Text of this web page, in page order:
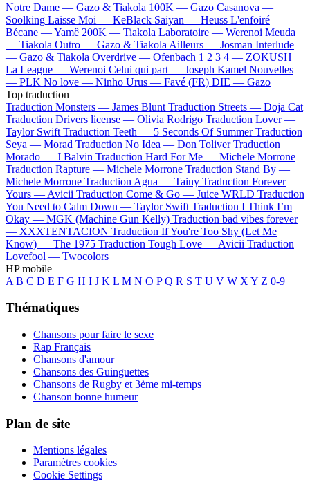
Notre Dame — Gazo & Tiakola 100K — Gazo Casanova —
Soolking Laisse Moi — KeBlack Saiyan — Heuss L'enfoiré
Bécane —Yamê 200K — Tiakola Laboratoire — Werenoi Meuda
— Tiakola Outro — Gazo & Tiakola Ailleurs — Josman Interlude
— Gazo & Tiakola Overdrive — Ofenbach 1 2 3 4 — ZOKUSH
La League — Werenoi Celui qui part — Joseph Kamel Nouvelles
— PLK No love — Ninho Urus — Favé (FR) DIE — Gazo
Top traduction
Traduction Monsters — James Blunt Traduction Streets — Doja Cat
Traduction Drivers license — Olivia Rodrigo Traduction Lover —
Taylor Swift Traduction Teeth — 5 Seconds Of Summer Traduction
Seya — Morad Traduction No Idea — Don Toliver Traduction
Morado — J Balvin Traduction Hard For Me — Michele Morrone
Traduction Rapture — Michele Morrone Traduction Stand By —
Michele Morrone Traduction Agua — Tainy Traduction Forever
Yours — Avicii Traduction Come & Go — Juice WRLD Traduction
You Need to Calm Down — Taylor Swift Traduction I Think I’m
Okay — MGK (Machine Gun Kelly) Traduction bad vibes forever
— XXXTENTACION Traduction If You're Too Shy (Let Me
Know) — The 1975 Traduction Tough Love — Avicii Traduction
Lovefool — Twocolors
HP mobile
A B C D E F G H I J K L M N O P Q R S T U V W X Y Z 0-9
Thématiques
Chansons pour faire le sexe
Rap Français
Chansons d'amour
Chansons des Guinguettes
Chansons de Rugby et 3ème mi-temps
Chanson bonne humeur
Plan de site
Mentions légales
Paramètres cookies
Cookie Settings